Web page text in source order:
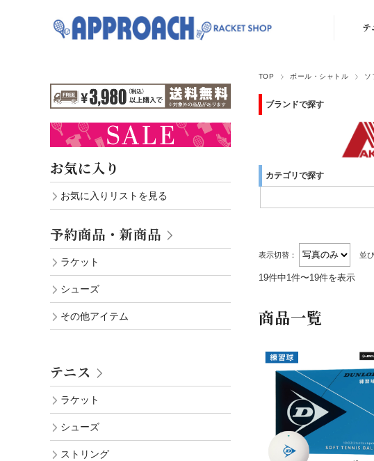
テ
ス
テニ
ウ
TOP ボール・シャトル ソ
ブランドで探す
カテゴリで探す
表示切替： 並
19件中1件〜19件を表示
商品一覧
お気に入り
お気に入りリストを見る
予約商品・新商品
ラケット
シューズ
その他アイテム
テニス
ラケット
シューズ
ストリング